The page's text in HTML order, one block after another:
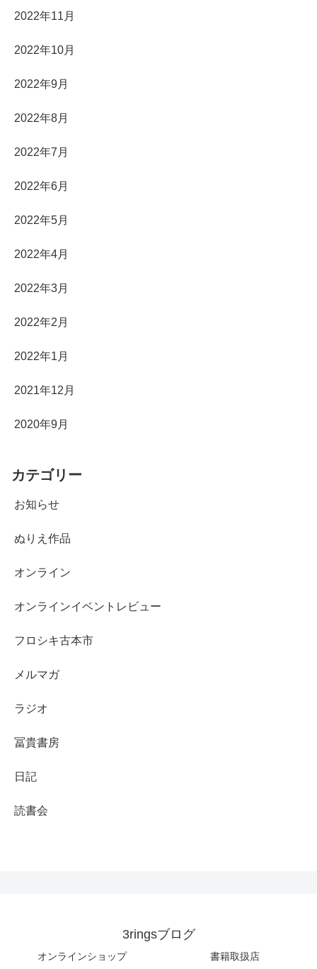
2022年11月
2022年10月
2022年9月
2022年8月
2022年7月
2022年6月
2022年5月
2022年4月
2022年3月
2022年2月
2022年1月
2021年12月
2020年9月
カテゴリー
お知らせ
ぬりえ作品
オンライン
オンラインイベントレビュー
フロシキ古本市
メルマガ
ラジオ
冨貴書房
日記
読書会
3ringsブログ
オンラインショップ 書籍取扱店